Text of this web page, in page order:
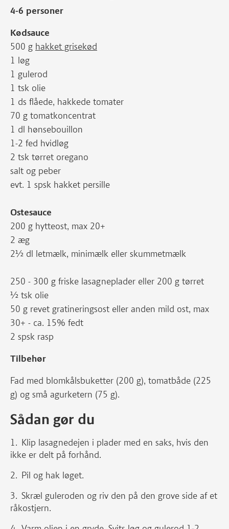
4-6 personer
Kødsauce
500 g hakket grisekød
1 løg
1 gulerod
1 tsk olie
1 ds flåede, hakkede tomater
70 g tomatkoncentrat
1 dl hønsebouillon
1-2 fed hvidløg
2 tsk tørret oregano
salt og peber
evt. 1 spsk hakket persille
Ostesauce
200 g hytteost, max 20+
2 æg
2½ dl letmælk, minimælk eller skummetmælk
250 - 300 g friske lasagneplader eller 200 g tørret
½ tsk olie
50 g revet gratineringsost eller anden mild ost, max
30+ - ca. 15% fedt
2 spsk rasp
Tilbehør
Fad med blomkålsbuketter (200 g), tomatbåde (225
g) og små agurketern (75 g).
Sådan gør du
Klip lasagnedejen i plader med en saks, hvis den
ikke er delt på forhånd.
Pil og hak løget.
Skræl guleroden og riv den på den grove side af et
råkostjern.